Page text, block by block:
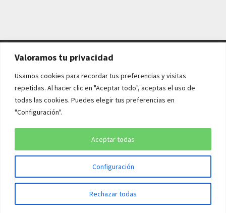
Valoramos tu privacidad
Usamos cookies para recordar tus preferencias y visitas
repetidas. Al hacer clic en "Aceptar todo", aceptas el uso de
todas las cookies. Puedes elegir tus preferencias en
"Configuración".
Configuración
Rechazar todas
Aceptar todas
AVISO LEGAL Y POLÍTICAS
Aviso legal
Política de cookies
Copyright © 2026¡QUÉ HISTORIA!. Funciona conWordPressy